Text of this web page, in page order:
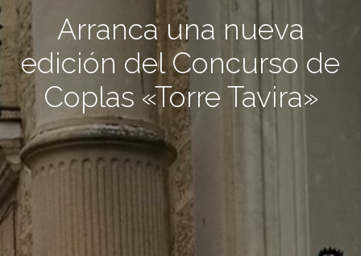
Arranca una nueva
edición del Concurso de
Coplas «Torre Tavira»